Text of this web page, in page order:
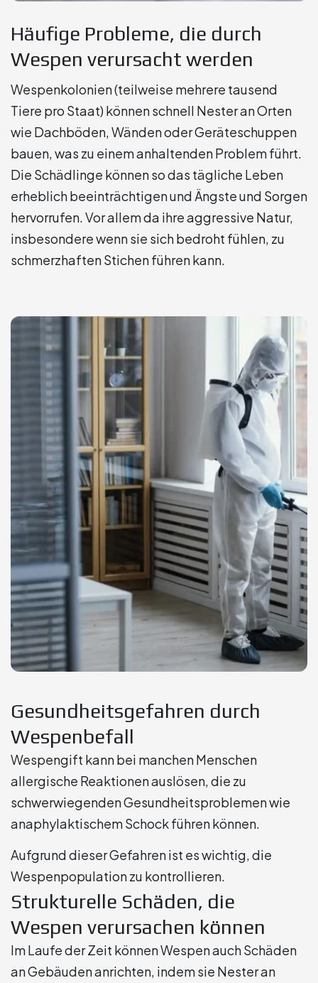
Häufige Probleme, die durch
Wespen verursacht werden
Wespenkolonien (teilweise mehrere tausend
Tiere pro Staat) können schnell Nester an Orten
wie Dachböden, Wänden oder Geräteschuppen
bauen, was zu einem anhaltenden Problem führt.
Die Schädlinge können so das tägliche Leben
erheblich beeinträchtigen und Ängste und Sorgen
hervorrufen. Vor allem da ihre aggressive Natur,
insbesondere wenn sie sich bedroht fühlen, zu
schmerzhaften Stichen führen kann.
Gesundheitsgefahren durch
Wespenbefall
Wespengift kann bei manchen Menschen
allergische Reaktionen auslösen, die zu
schwerwiegenden Gesundheitsproblemen wie
anaphylaktischem Schock führen können.
Aufgrund dieser Gefahren ist es wichtig, die
Wespenpopulation zu kontrollieren.
Strukturelle Schäden, die
Wespen verursachen können
Im Laufe der Zeit können Wespen auch Schäden
an Gebäuden anrichten, indem sie Nester an